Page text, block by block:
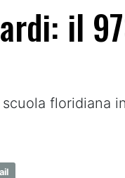
il
floridiana